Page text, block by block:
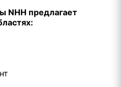
NHH предлагает